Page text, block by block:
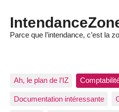
Parce que l’intendance, c’est la
Ah, le plan de l’IZ
Documentation intéressante